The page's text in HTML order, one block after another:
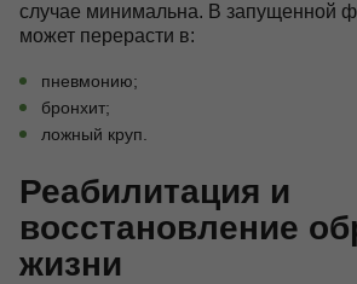
случае минимальна. В запущенной
может перерасти в:
пневмонию;
бронхит;
ложный круп.
Реабилитация и
восстановление
жизни